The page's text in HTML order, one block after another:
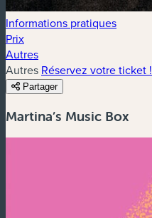
Informations pratiques
Prix
Autres
Autres Réservez votre ticket !
Partager
Martina’s Music Box